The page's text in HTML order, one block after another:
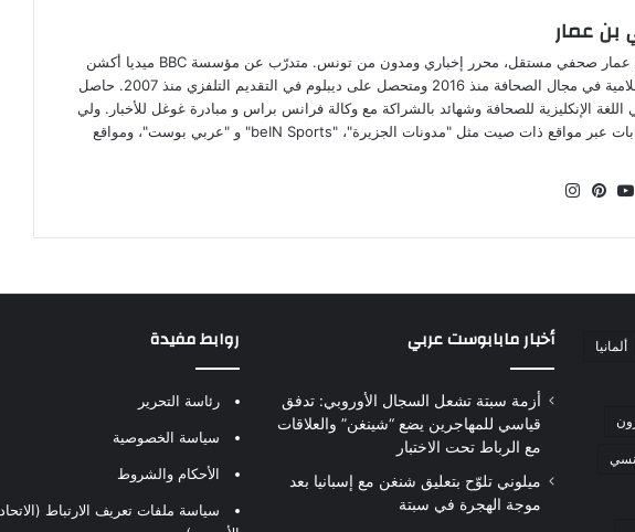
عمار
محمد علي بن عمار صحفي مستقل، محرر إخباري ومدون من تونس. متدرّب عن مؤسسة BBC ميديا أكشن
البريطانية الإعلامية في مجال الصحافة منذ 2016 ومتحصل على ديبلوم في التقديم التلفزي منذ 2007. حاصل
الإنكليزية للصحافة وشهائد بالشراكة مع وكالة فرانس براس و مبادرة غوغل للأخبار. ولي
رصيد من الكتابات عبر مواقع ذات صيت مثل "مدونات الجزيرة"، "beIN Sports" و "عربي بوست"، ومواقع
لينكدإن‫YouTubeبينتيريست
ألمانيا أخبار مابابوست عربي
أزمة سبتة تشعل السجال الأوروبي: تدفق
قياسي للمهاجرين يضع “شينغن” والعلاقات
مع الرباط تحت الاختبار
ميلوني تلوّح بتعليق شنغن مع إسبانيا بعد
موجة الهجرة في سبتة
روابط مفيدة
رئاسة التحرير
سياسة الخصوصية
الأحكام والشروط
سياسة ملفات تعريف الارتباط (الاتحاد